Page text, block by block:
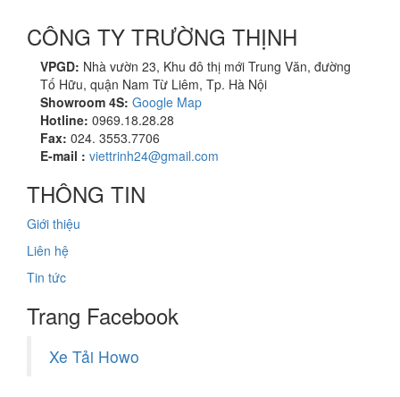
CÔNG TY TRƯỜNG THỊNH
VPGD: Nhà vườn 23, Khu đô thị mới Trung Văn, đường
Tố Hữu, quận Nam Từ Liêm, Tp. Hà Nội
Showroom 4S: Google Map
Hotline: 0969.18.28.28
Fax: 024. 3553.7706
E-mail : viettrinh24@gmail.com
THÔNG TIN
Giới thiệu
Liên hệ
Tin tức
Trang Facebook
Xe Tải Howo